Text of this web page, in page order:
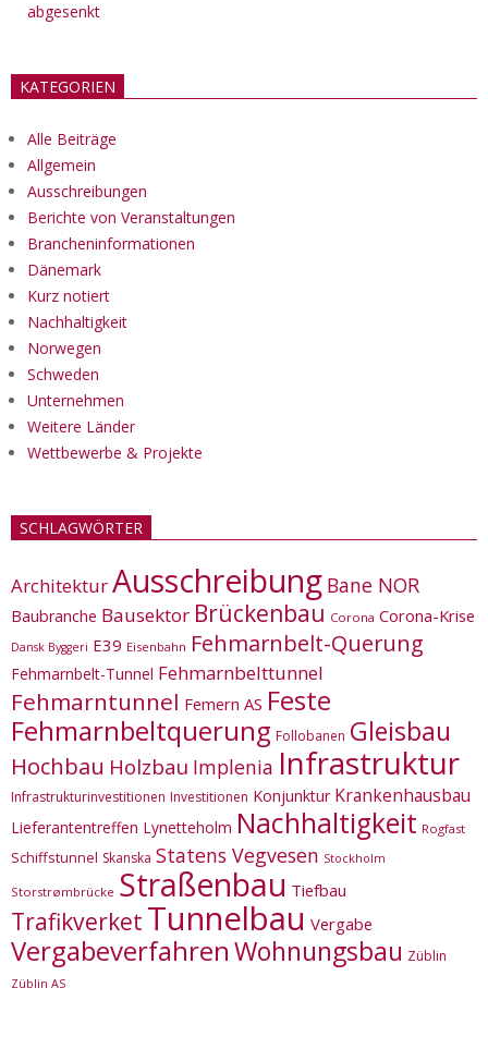
abgesenkt
KATEGORIEN
Alle Beiträge
Allgemein
Ausschreibungen
Berichte von Veranstaltungen
Brancheninformationen
Dänemark
Kurz notiert
Nachhaltigkeit
Norwegen
Schweden
Unternehmen
Weitere Länder
Wettbewerbe & Projekte
SCHLAGWÖRTER
ArchitekturAusschreibung Bane NOR
Baubranche Bausektor Brückenbau Corona Corona-Krise
Dansk Byggeri E39 Eisenbahn Fehmarnbelt-Querung
Fehmarnbelt-Tunnel Fehmarnbelttunnel
Fehmarntunnel Femern AS Feste
Fehmarnbeltquerung Follobanen Gleisbau
Hochbau Holzbau Implenia Infrastruktur
Infrastrukturinvestitionen Investitionen Konjunktur Krankenhausbau
Lieferantentreffen Lynetteholm Nachhaltigkeit Rogfast
Schiffstunnel Skanska Statens Vegvesen Stockholm
Storstrømbrücke Straßenbau Tiefbau
Trafikverket Tunnelbau Vergabe
VergabeverfahrenWohnungsbau Züblin
Züblin AS